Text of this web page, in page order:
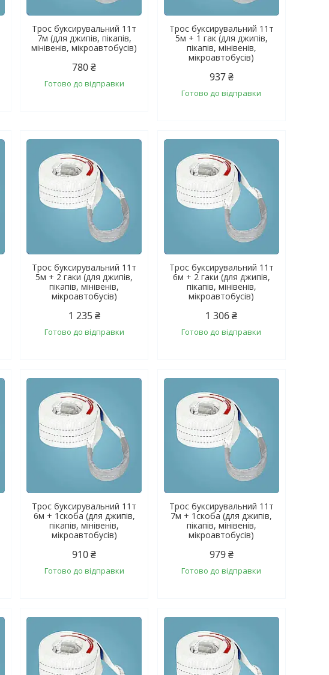
Трос буксирувальний 11т
7м (для джипів, пікапів,
мінівенів, мікроавтобусів)
780 ₴
Готово до відправки
Трос буксирувальний 11т
5м + 1 гак (для джипів,
пікапів, мінівенів,
мікроавтобусів)
937 ₴
Готово до відправки
Трос буксирувальний 11т
5м + 2 гаки (для джипів,
пікапів, мінівенів,
мікроавтобусів)
1 235 ₴
Готово до відправки
Трос буксирувальний 11т
6м + 2 гаки (для джипів,
пікапів, мінівенів,
мікроавтобусів)
1 306 ₴
Готово до відправки
Трос буксирувальний 11т
6м + 1скоба (для джипів,
пікапів, мінівенів,
мікроавтобусів)
910 ₴
Готово до відправки
Трос буксирувальний 11т
7м + 1скоба (для джипів,
пікапів, мінівенів,
мікроавтобусів)
979 ₴
Готово до відправки